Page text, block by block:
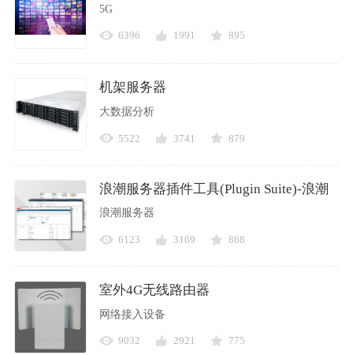
5G
6396 1991 895
机架服务器
大数据分析
5522 3741 879
浪潮服务器插件工具(Plugin Suite)-浪潮
浪潮服务器
6123 3169 868
室外4G无线路由器
网络接入设备
9032 2921 775